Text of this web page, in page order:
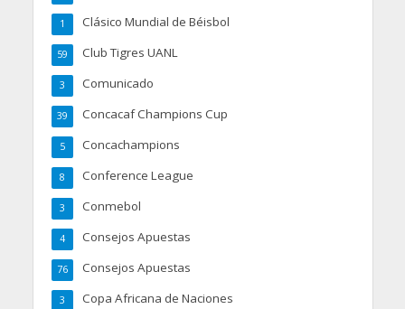
Clásico Mundial de Béisbol
1
Club Tigres UANL
59
Comunicado
3
Concacaf Champions Cup
39
Concachampions
5
Conference League
8
Conmebol
3
Consejos Apuestas
4
Consejos Apuestas
76
Copa Africana de Naciones
3